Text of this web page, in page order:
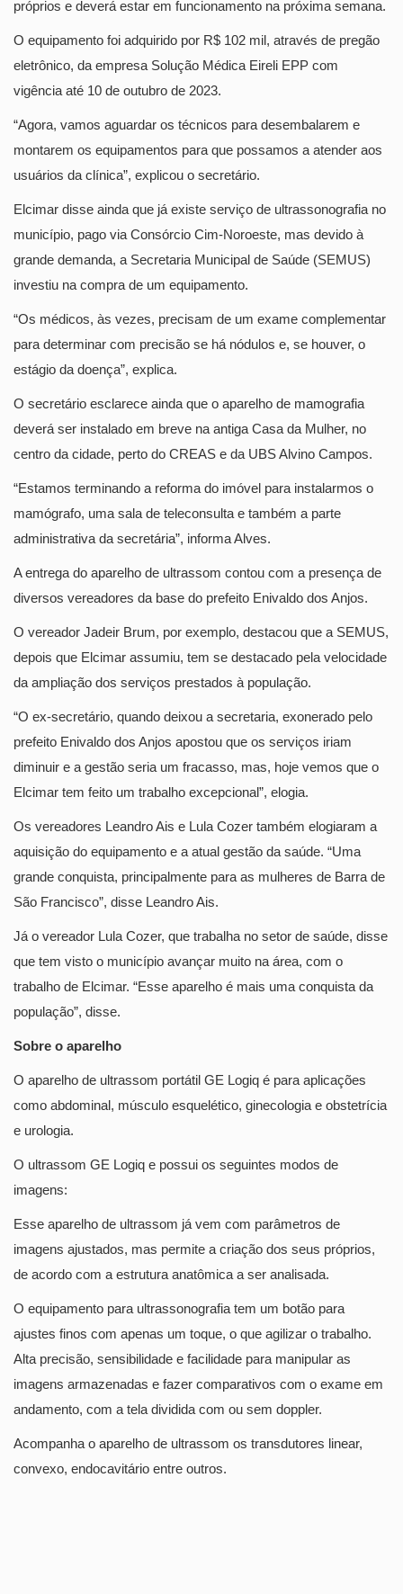
próprios e deverá estar em funcionamento na próxima semana.
O equipamento foi adquirido por R$ 102 mil, através de pregão
eletrônico, da empresa Solução Médica Eireli EPP com
vigência até 10 de outubro de 2023.
“Agora, vamos aguardar os técnicos para desembalarem e
montarem os equipamentos para que possamos a atender aos
usuários da clínica”, explicou o secretário.
Elcimar disse ainda que já existe serviço de ultrassonografia no
município, pago via Consórcio Cim-Noroeste, mas devido à
grande demanda, a Secretaria Municipal de Saúde (SEMUS)
investiu na compra de um equipamento.
“Os médicos, às vezes, precisam de um exame complementar
para determinar com precisão se há nódulos e, se houver, o
estágio da doença”, explica.
O secretário esclarece ainda que o aparelho de mamografia
deverá ser instalado em breve na antiga Casa da Mulher, no
centro da cidade, perto do CREAS e da UBS Alvino Campos.
“Estamos terminando a reforma do imóvel para instalarmos o
mamógrafo, uma sala de teleconsulta e também a parte
administrativa da secretária”, informa Alves.
A entrega do aparelho de ultrassom contou com a presença de
diversos vereadores da base do prefeito Enivaldo dos Anjos.
O vereador Jadeir Brum, por exemplo, destacou que a SEMUS,
depois que Elcimar assumiu, tem se destacado pela velocidade
da ampliação dos serviços prestados à população.
“O ex-secretário, quando deixou a secretaria, exonerado pelo
prefeito Enivaldo dos Anjos apostou que os serviços iriam
diminuir e a gestão seria um fracasso, mas, hoje vemos que o
Elcimar tem feito um trabalho excepcional”, elogia.
Os vereadores Leandro Ais e Lula Cozer também elogiaram a
aquisição do equipamento e a atual gestão da saúde. “Uma
grande conquista, principalmente para as mulheres de Barra de
São Francisco”, disse Leandro Ais.
Já o vereador Lula Cozer, que trabalha no setor de saúde, disse
que tem visto o município avançar muito na área, com o
trabalho de Elcimar. “Esse aparelho é mais uma conquista da
população”, disse.
Sobre o aparelho
O aparelho de ultrassom portátil GE Logiq é para aplicações
como abdominal, músculo esquelético, ginecologia e obstetrícia
e urologia.
O ultrassom GE Logiq e possui os seguintes modos de
imagens:
Esse aparelho de ultrassom já vem com parâmetros de
imagens ajustados, mas permite a criação dos seus próprios,
de acordo com a estrutura anatômica a ser analisada.
O equipamento para ultrassonografia tem um botão para
ajustes finos com apenas um toque, o que agilizar o trabalho.
Alta precisão, sensibilidade e facilidade para manipular as
imagens armazenadas e fazer comparativos com o exame em
andamento, com a tela dividida com ou sem doppler.
Acompanha o aparelho de ultrassom os transdutores linear,
convexo, endocavitário entre outros.